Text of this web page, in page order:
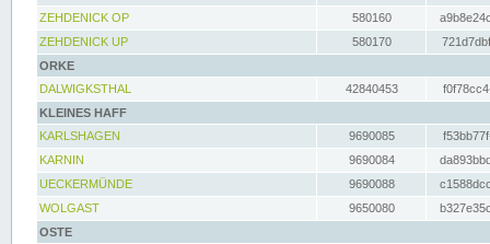
ZEHDENICK OP
580160
ZEHDENICK UP
580170
ORKE
DALWIGKSTHAL
42840453
KLEINES HAFF
KARLSHAGEN
9690085
KARNIN
9690084
UECKERMÜNDE
9690088
WOLGAST
9650080
OSTE